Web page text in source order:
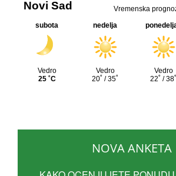
NOVA ANKETA